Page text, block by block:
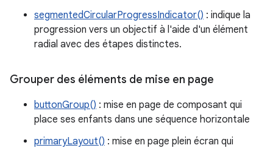
segmentedCircularProgressIndicator() : indique la
progression vers un objectif à l'aide d'un élément
radial avec des étapes distinctes.
Grouper des éléments de mise en page
buttonGroup() : mise en page de composant qui
place ses enfants dans une séquence horizontale
primaryLayout() : mise en page plein écran qui